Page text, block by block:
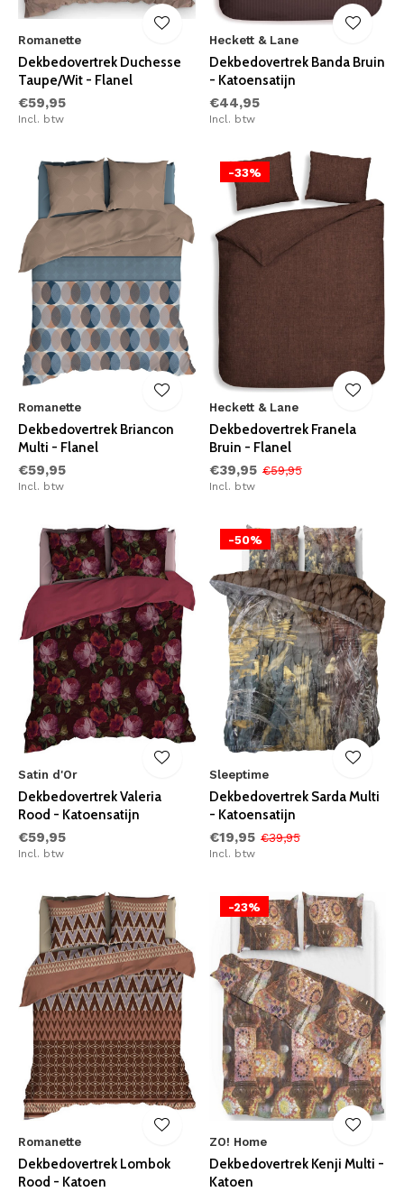
Romanette
Dekbedovertrek Duchesse
Taupe/Wit - Flanel
€59,95
Incl. btw
Heckett & Lane
Dekbedovertrek Banda Bruin
- Katoensatijn
€44,95
Incl. btw
Romanette
Dekbedovertrek Briancon
Multi - Flanel
€59,95
Incl. btw
-33%
Heckett & Lane
Dekbedovertrek Franela
Bruin - Flanel
€39,95 €59,95
Incl. btw
Satin d'Or
Dekbedovertrek Valeria
Rood - Katoensatijn
€59,95
Incl. btw
-50%
Sleeptime
Dekbedovertrek Sarda Multi
- Katoensatijn
€19,95 €39,95
Incl. btw
Romanette
Dekbedovertrek Lombok
Rood - Katoen
-23%
ZO! Home
Dekbedovertrek Kenji Multi -
Katoen